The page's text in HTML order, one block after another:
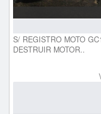
S/ REGISTRO MOTO
DESTRUIR MOTOR..